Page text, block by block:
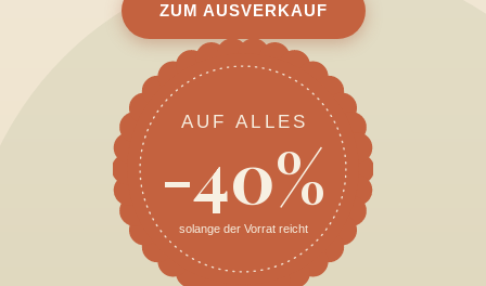
ZUM AUSVERKAUF
AUF ALLES
-40%
solange der Vorrat reicht